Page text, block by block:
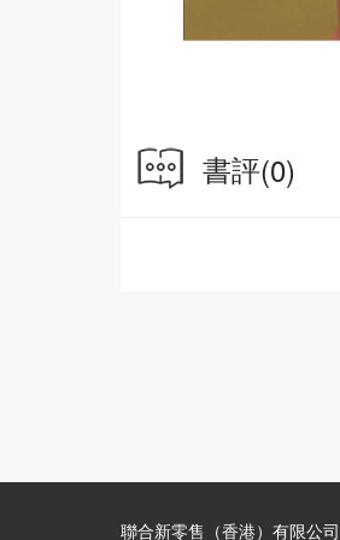
書評(0)
聯合新零售（香港）有限公司